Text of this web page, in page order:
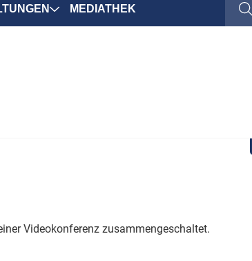
MEDIATHEK
Videokonferenz zusammengeschaltet.